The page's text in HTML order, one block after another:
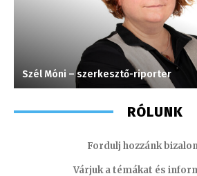
Szél Móni – szerkesztő-riporter
RÓLUNK
Fordulj hozzánk
Várjuk a témákat és